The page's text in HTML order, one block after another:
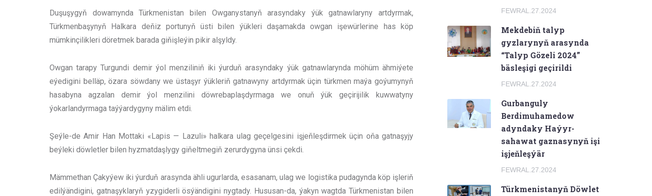
Duşuşygyň dowamynda Türkmenistan bilen Owganystanyň arasyndaky ýük gatnawlaryny artdyrmak,
Türkmenbaşynyň Halkara deňiz portunyň üsti bilen ýükleri daşamakda owgan işewürlerine has köp
mümkinçilikleri döretmek barada giňişleýin pikir alşyldy.
Owgan tarapy Turgundi demir ýol menziliniň iki ýurduň arasyndaky ýük gatnawlarynda möhüm ähmiýete
eýedigini belläp, özara söwdany we üstaşyr ýükleriň gatnawyny artdyrmak üçin türkmen maýa goýumynyň
hasabyna agzalan demir ýol menzilini döwrebaplaşdyrmaga we onuň ýük geçirijilik kuwwatyny
ýokarlandyrmaga taýýardygyny mälim etdi.
Şeýle-de Amir Han Mottaki «Lapis — Lazuli» halkara ulag geçelgesini işjeňleşdirmek üçin oňa gatnaşyjy
beýleki döwletler bilen hyzmatdaşlygy giňeltmegiň zerurdygyna ünsi çekdi.
Mämmethan Çakyýew iki ýurduň arasynda ähli ugurlarda, esasanam, ulag we logistika pudagynda köp işleriň
edilýändigini, gatnaşyklaryň yzygiderli ösýändigini nygtady. Hususan-da, ýakyn wagtda Türkmenistan bilen
FEWRAL.27.2024
Mekdebiň talyp
gyzlarynyň arasynda
“Talyp Gözeli 2024”
bäsleşigi geçirildi
FEWRAL.27.2024
Gurbanguly
Berdimuhamedow
adyndaky Haýyr-
sahawat gaznasynyň işi
işjeňleşýär
FEWRAL.27.2024
Türkmenistanyň Döwlet